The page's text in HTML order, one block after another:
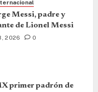
Messi, padre y
de Lionel Messi
2026 0
primer padrón de